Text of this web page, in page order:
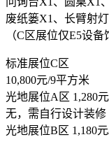
废纸篓X1、长臂射
（C区展位仅E5设备
标准展位C区
10,800元/9平方米
光地展位A区 1,280
无，需自行设计装修
光地展位B区 1,180